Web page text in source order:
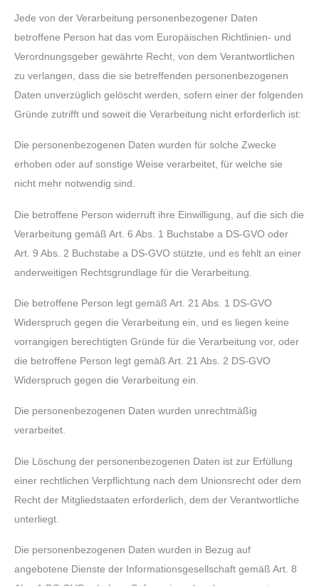
Jede von der Verarbeitung personenbezogener Daten
betroffene Person hat das vom Europäischen Richtlinien- und
Verordnungsgeber gewährte Recht, von dem Verantwortlichen
zu verlangen, dass die sie betreffenden personenbezogenen
Daten unverzüglich gelöscht werden, sofern einer der folgenden
Gründe zutrifft und soweit die Verarbeitung nicht erforderlich ist:
Die personenbezogenen Daten wurden für solche Zwecke
erhoben oder auf sonstige Weise verarbeitet, für welche sie
nicht mehr notwendig sind.
Die betroffene Person widerruft ihre Einwilligung, auf die sich die
Verarbeitung gemäß Art. 6 Abs. 1 Buchstabe a DS-GVO oder
Art. 9 Abs. 2 Buchstabe a DS-GVO stützte, und es fehlt an einer
anderweitigen Rechtsgrundlage für die Verarbeitung.
Die betroffene Person legt gemäß Art. 21 Abs. 1 DS-GVO
Widerspruch gegen die Verarbeitung ein, und es liegen keine
vorrangigen berechtigten Gründe für die Verarbeitung vor, oder
die betroffene Person legt gemäß Art. 21 Abs. 2 DS-GVO
Widerspruch gegen die Verarbeitung ein.
Die personenbezogenen Daten wurden unrechtmäßig
verarbeitet.
Die Löschung der personenbezogenen Daten ist zur Erfüllung
einer rechtlichen Verpflichtung nach dem Unionsrecht oder dem
Recht der Mitgliedstaaten erforderlich, dem der Verantwortliche
unterliegt.
Die personenbezogenen Daten wurden in Bezug auf
angebotene Dienste der Informationsgesellschaft gemäß Art. 8